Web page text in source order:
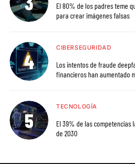
El 80% de los padres teme
para crear imágenes falsas
CIBERSEGURIDAD
Los intentos de fraude
financieros han aumentado
TECNOLOGÍA
El 39% de las
de 2030